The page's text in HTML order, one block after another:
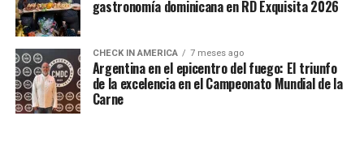
gastronomía dominicana en RD Exquisita 2026
CHECK IN AMERICA 7 meses ago
Argentina en el epicentro del fuego: El triunfo
de la excelencia en el Campeonato Mundial de la
Carne